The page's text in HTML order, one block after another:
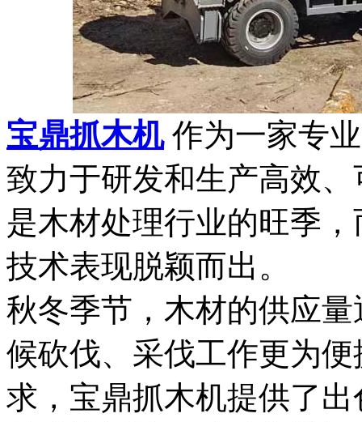
宝鼎抓木机 作为一家专
致力于研发和生产高效
是木材处理行业的旺季
技术表现脱颖而出。
秋冬季节，木材的供应
候砍伐、采伐工作更为
求，宝鼎抓木机提供了